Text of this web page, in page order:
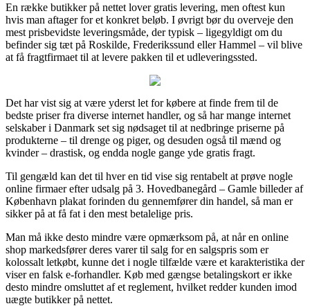
En række butikker på nettet lover gratis levering, men oftest kun
hvis man aftager for et konkret beløb. I øvrigt bør du overveje den
mest prisbevidste leveringsmåde, der typisk – ligegyldigt om du
befinder sig tæt på Roskilde, Frederikssund eller Hammel – vil blive
at få fragtfirmaet til at levere pakken til et udleveringssted.
Det har vist sig at være yderst let for købere at finde frem til de
bedste priser fra diverse internet handler, og så har mange internet
selskaber i Danmark set sig nødsaget til at nedbringe priserne på
produkterne – til drenge og piger, og desuden også til mænd og
kvinder – drastisk, og endda nogle gange yde gratis fragt.
Til gengæld kan det til hver en tid vise sig rentabelt at prøve nogle
online firmaer efter udsalg på 3. Hovedbanegård – Gamle billeder af
København plakat forinden du gennemfører din handel, så man er
sikker på at få fat i den mest betalelige pris.
Man må ikke desto mindre være opmærksom på, at når en online
shop markedsfører deres varer til salg for en salgspris som er
kolossalt letkøbt, kunne det i nogle tilfælde være et karakteristika der
viser en falsk e-forhandler. Køb med gængse betalingskort er ikke
desto mindre omsluttet af et reglement, hvilket redder kunden imod
uægte butikker på nettet.